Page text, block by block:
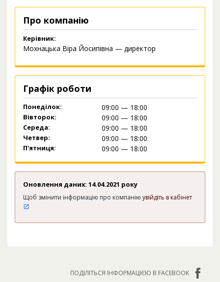
Про компанію
Керівник:
Мохнацька Віра Йосипівна — директор
Графік роботи
Понеділок: 09:00 — 18:00
Вівторок: 09:00 — 18:00
Середа: 09:00 — 18:00
Четвер: 09:00 — 18:00
П'ятниця: 09:00 — 18:00
Оновлення даних: 14.04.2021 року
Щоб змінити інформацію про компанію увійдіть в кабінет
ПОДІЛІТЬСЯ ІНФОРМАЦІЄЮ В FACEBOOK